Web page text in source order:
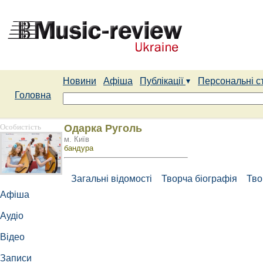
Новини Афіша Публікації
Персональні
Головна
Особистість
Афіша
Аудіо
Відео
Записи
Одарка Руголь
м. Київ
бандура
Загальні відомості Творча біографія